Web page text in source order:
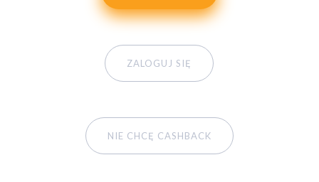
ZALOGUJ SIĘ
NIE CHCĘ CASHBACK